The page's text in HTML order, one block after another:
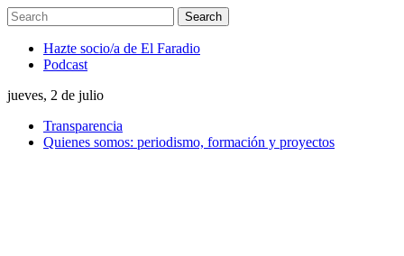
Hazte socio/a de El Faradio
Podcast
jueves, 2 de julio
Transparencia
Quienes somos: periodismo, formación y proyectos